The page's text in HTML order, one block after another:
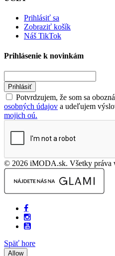
Prihlásiť sa
Zobraziť košík
Náš TikTok
Prihlásenie k novinkám
Prihlásiť
Potvrdzujem, že som sa
osobných údajov a udeľujem
mojich oú.
© 2026 iMODA.sk. Všetky práva
Späť hore
Allow